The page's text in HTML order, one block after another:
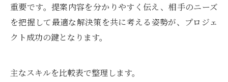
重要です。提案内容を分かりやすく伝え、相手のニーズ
を把握して最適な解決策を共に考える姿勢が、プロジェ
クト成功の鍵となります。
主なスキルを比較表で整理します。